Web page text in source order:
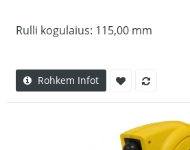
Rulli kogulaius: 115,00 mm
Rohkem Infot